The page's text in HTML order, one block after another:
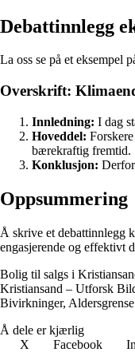
Debattinnlegg
La oss se på et eksempel
Overskrift:
Innledning: I dag
Hoveddel:
bærekraftig fremtid.
Konklusjon:
Oppsummering
Å skrive et debattinnlegg
engasjerende og effektivt
Bolig til salgs i
Kristiansand – Utforsk
Bivirkninger,
Å dele er kjærlig
X
Facebook